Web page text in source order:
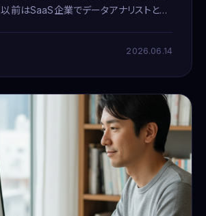
以前はSaaS企業でデータアナリストとし
2026.06.14